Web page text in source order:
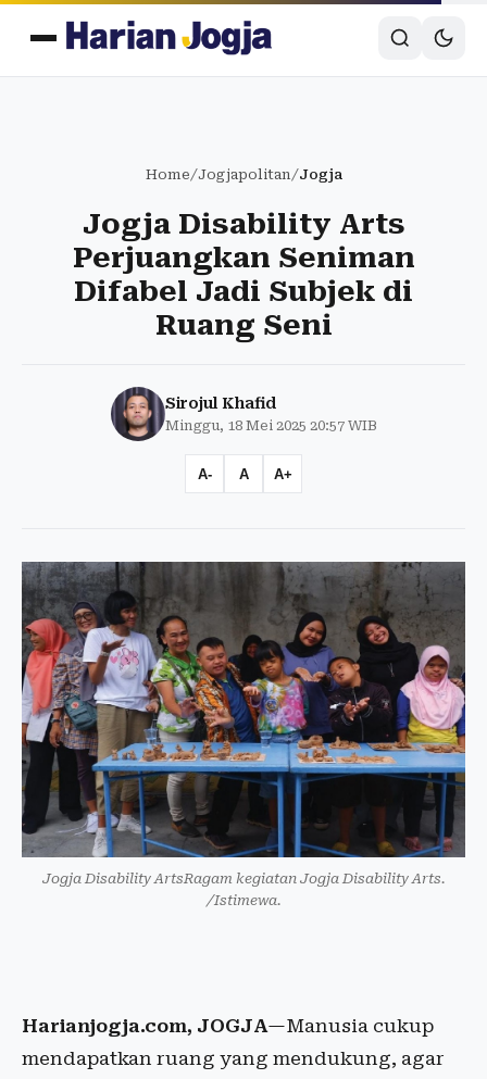
Home/Jogjapolitan/Jogja
Jogja Disability Arts
Perjuangkan Seniman
Difabel Jadi Subjek di
Ruang Seni
Sirojul Khafid
Minggu, 18 Mei 2025 20:57 WIB
A- A A+
Jogja Disability ArtsRagam kegiatan Jogja Disability Arts.
/Istimewa.
Harianjogja.com, JOGJA—Manusia cukup
mendapatkan ruang yang mendukung, agar